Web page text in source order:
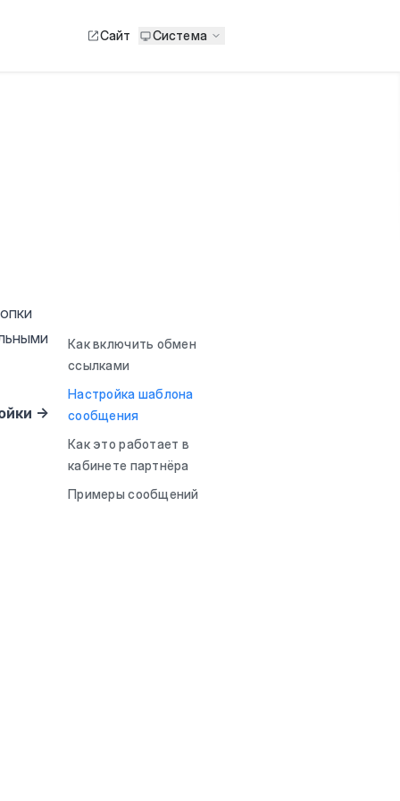
Сайт Система
→
Как включить обмен
ссылками
Настройка шаблона
сообщения
Как это работает в
кабинете партнёра
Примеры сообщений